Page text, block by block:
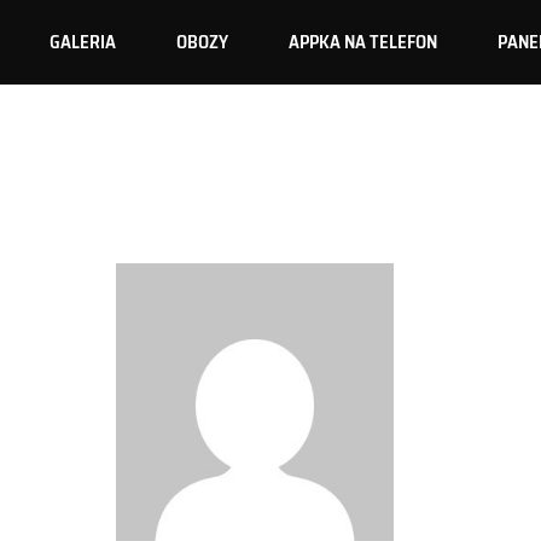
GALERIA OBOZY APPKA NA TELEFON